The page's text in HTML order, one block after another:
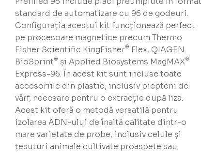
standard de automatizare cu 96 de godeuri.
Configurația acestui kit funcționează perfect
pe procesoare magnetice precum Thermo
Fisher Scientific KingFisher® Flex, QIAGEN
BioSprint® și Applied Biosystems MagMAX®
Express-96. În acest kit sunt incluse toate
accesoriile din plastic, inclusiv piepteni de
vârf, necesare pentru o extracție după liza.
Acest kit oferă o metodă versatilă pentru
izolarea ADN-ului de înaltă calitate dintr-o
mare varietate de probe, inclusiv celule și
țesuturi animale cultivate proaspete sau